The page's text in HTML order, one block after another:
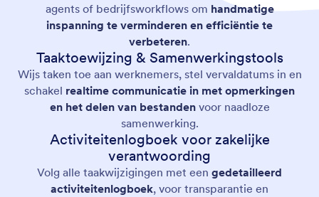
agents of bedrijfsworkflows om handmatige
inspanning te verminderen en efficiëntie te
verbeteren.
Taaktoewijzing & Samenwerkingstools
Wijs taken toe aan werknemers, stel vervaldatums in en
schakel realtime communicatie in met opmerkingen
en het delen van bestandenvoor naadloze
samenwerking.
Activiteitenlogboek voor zakelijke
verantwoording
Volg alle taakwijzigingen met een gedetailleerd
activiteitenlogboek, voor transparantie en